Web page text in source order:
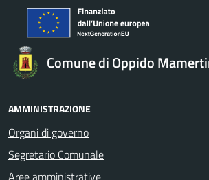
Comune di Oppido
AMMINISTRAZIONE
Organi di governo
Segretario Comunale
Aree amministrative